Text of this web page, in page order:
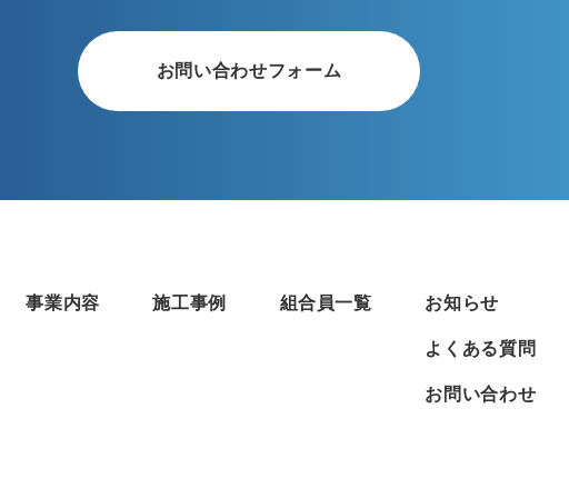
お問い合わせフォーム
事業内容 施工事例 組合員一覧 お知らせ
よくある質問
お問い合わせ